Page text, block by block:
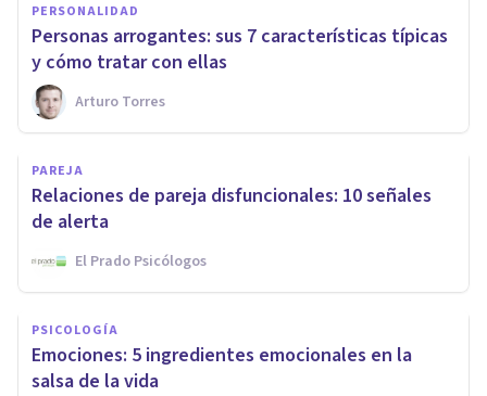
PERSONALIDAD
Personas arrogantes: sus 7 características típicas
y cómo tratar con ellas
Arturo Torres
PAREJA
Relaciones de pareja disfuncionales: 10 señales
de alerta
El Prado Psicólogos
PSICOLOGÍA
Emociones: 5 ingredientes emocionales en la
salsa de la vida